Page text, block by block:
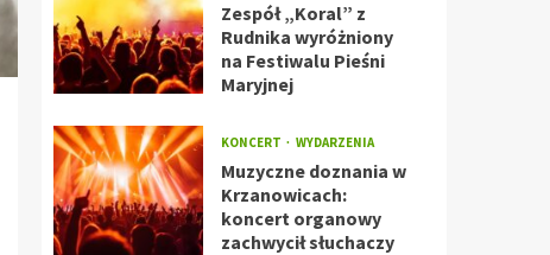
Zespół „Koral” z
Rudnika wyróżniony
na Festiwalu Pieśni
Maryjnej
KONCERT WYDARZENIA
Muzyczne doznania w
Krzanowicach:
koncert organowy
zachwycił słuchaczy